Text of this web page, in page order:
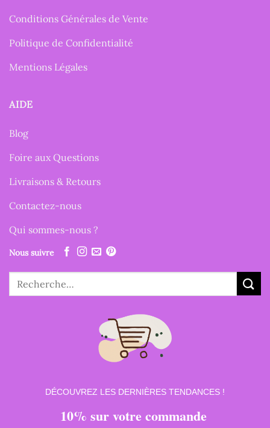
Conditions Générales de Vente
Politique de Confidentialité
Mentions Légales
AIDE
Blog
Foire aux Questions
Livraisons & Retours
Contactez-nous
Qui sommes-nous ?
Nous suivre
Recherche
pour :
DÉCOUVREZ LES DERNIÈRES TENDANCES !
10% sur votre commande